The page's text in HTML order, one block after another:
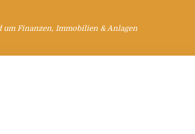
Finanzen, Immobilien & Anlagen